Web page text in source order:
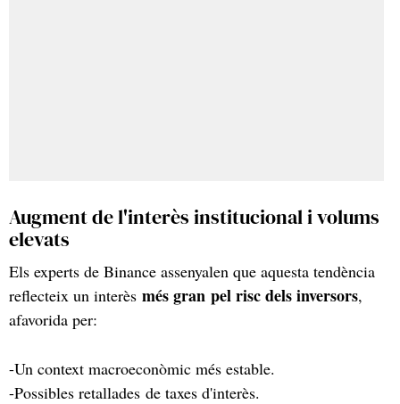
Augment de l'interès institucional i volums
elevats
Els experts de Binance assenyalen que aquesta tendència
reflecteix un interès més gran pel risc dels inversors,
afavorida per:
-Un context macroeconòmic més estable.
-Possibles retallades de taxes d'interès.